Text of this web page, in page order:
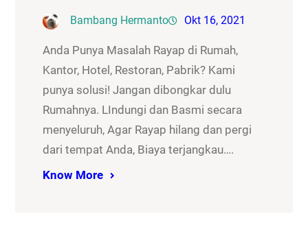
Bambang Hermanto Okt 16, 2021
Anda Punya Masalah Rayap di Rumah,
Kantor, Hotel, Restoran, Pabrik? Kami
punya solusi! Jangan dibongkar dulu
Rumahnya. LIndungi dan Basmi secara
menyeluruh, Agar Rayap hilang dan pergi
dari tempat Anda, Biaya terjangkau….
Know More